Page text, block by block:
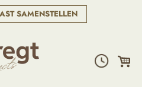
SAMENSTELLEN